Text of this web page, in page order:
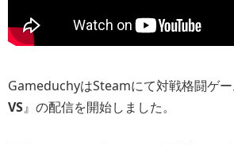
GameduchyはSteamにて対戦格闘ゲ
VS』の配信を開始しました。